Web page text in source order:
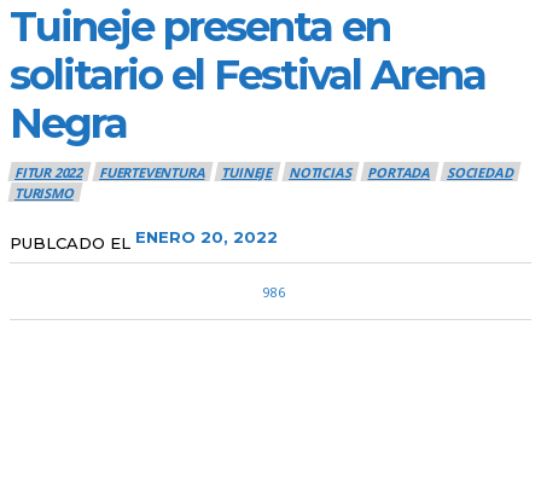
Tuineje presenta en
solitario el Festival Arena
Negra
FITUR 2022 FUERTEVENTURA TUINEJE NOTICIAS PORTADA
SOCIEDAD
TURISMO
PUBLCADO EL ENERO 20, 2022
986